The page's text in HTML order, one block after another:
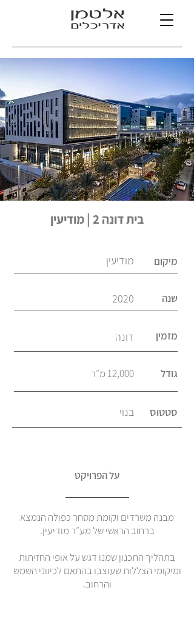
בית דונה 2 | מודיעין
מודיעין מיקום
2020 שנה
דונה מזמין
12,000 מ״ר גודל
בנוי סטטוס
על הפרויקט
מבנה משרדים וקומת מסחר כפולה הנמצא
ברחוב הראשי של מע״ר מודיעין.
בתהליך התכנון שמנו דגש על אופי החזיתות
ומיקומי הצללות שעוצבו בהתאם לכיווני השמש
והרחוב.